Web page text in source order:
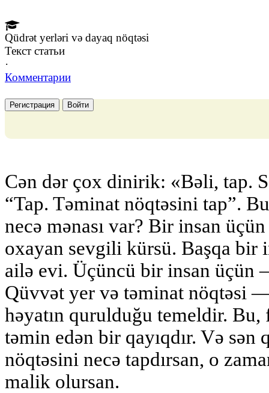
Qüdrət yerləri və dayaq nöqtəsi
Текст статьи
·
Комментарии
Регистрация Войти
Сən dər çox dinirik: «Bəli, tap.
“Tap. Təminat nöqtəsini tap”.
necə mənası var? Bir insan
oxayan sevgili kürsü. Başqa bir
ailə evi. Üçüncü bir insan üçün
Qüvvət yer və təminat nöqtəsi
həyatın qurulduğu temeldir. Bu,
təmin edən bir qayıqdır. Və
nöqtəsini necə tapdırsan, o
malik olursan.